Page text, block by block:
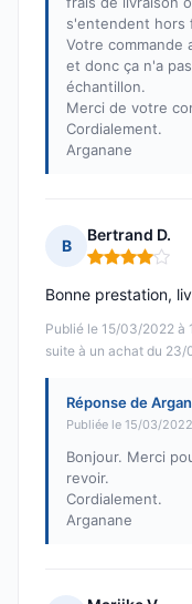
s'entendent hors
Votre commande
et donc ça n'a
échantillon.
Merci de votre
Cordialement.
Arganane
B
Bertrand D.
Note : 4 sur 5
Publié le 15/03/2022 à
suite à un achat du
Bonne prestation,
Réponse de
Publiée le 15/03/2022
Bonjour. Merci
revoir.
Cordialement.
Arganane